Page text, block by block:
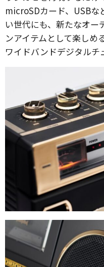
microSDカード、USBな
い世代にも、新たなオー
ンアイテムとして楽しめ
ワイドバンドデジタルチ